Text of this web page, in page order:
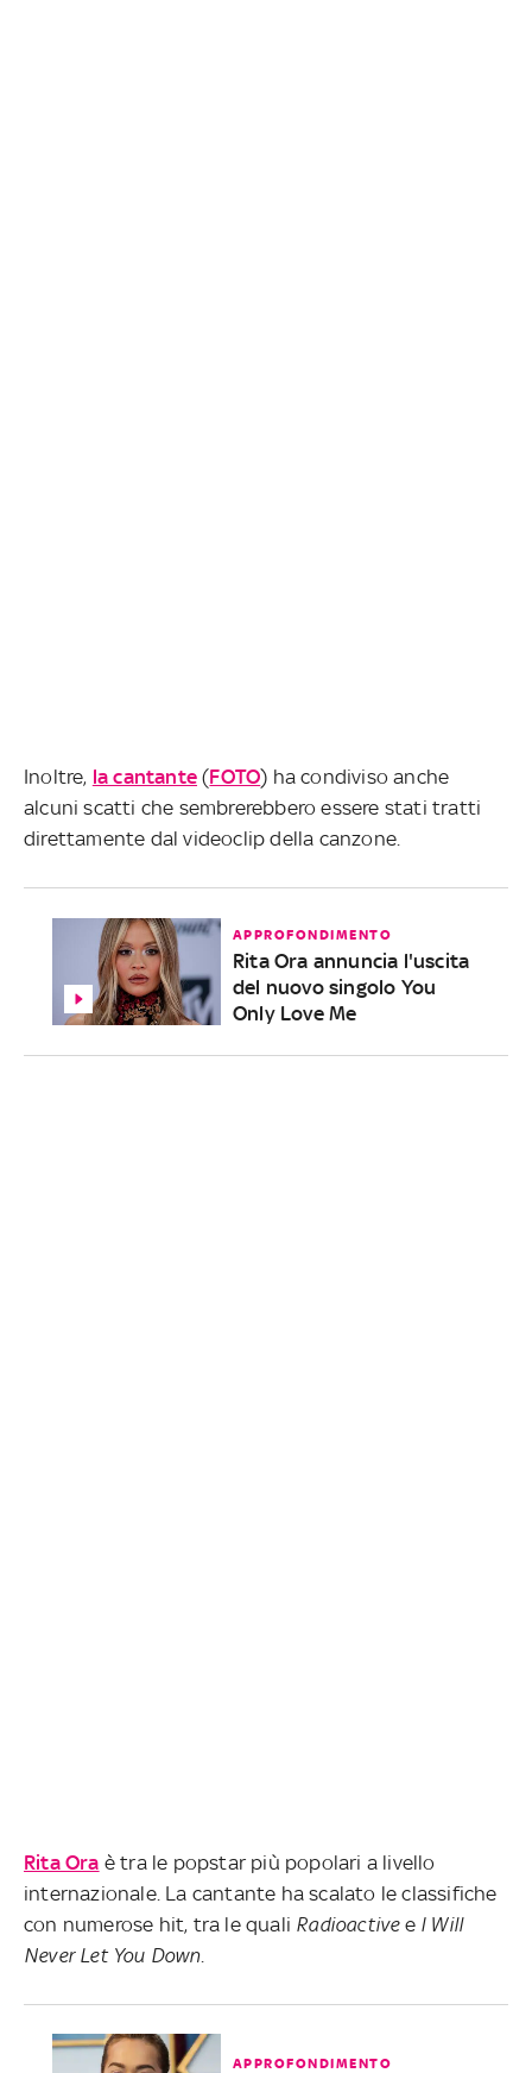
Inoltre, la cantante (FOTO) ha condiviso anche
alcuni scatti che sembrerebbero essere stati tratti
direttamente dal videoclip della canzone.
APPROFONDIMENTO
Rita Ora annuncia l'uscita
del nuovo singolo You
Only Love Me
Rita Ora è tra le popstar più popolari a livello
internazionale. La cantante ha scalato le classifiche
con numerose hit, tra le quali Radioactivee I Will
Never Let You Down.
APPROFONDIMENTO